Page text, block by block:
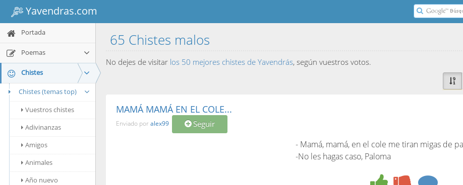
Yavendras.com
Portada
Poemas
Chistes
Chistes (temas top)
Vuestros chistes
Adivinanzas
Amigos
Animales
Año nuevo
65 Chistes malos
No dejes de visitar los 50 mejores chistes de Yavendrás, según vuestros votos.
MAMÁ MAMÁ EN EL COLE...
Enviado por alex99 Seguir
- Mamá, mamá, en el cole me tiran migas de
-No les hagas caso, Paloma